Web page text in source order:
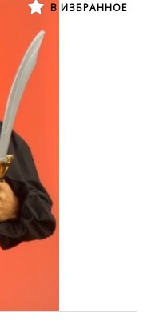
В ИЗБРАННОЕ